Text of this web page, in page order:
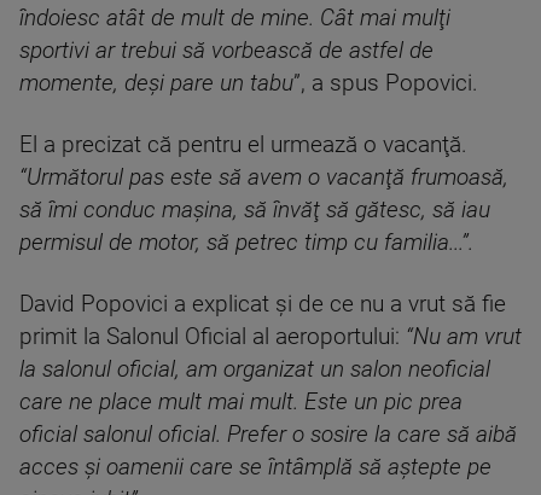
îndoiesc atât de mult de mine. Cât mai mulţi
sportivi ar trebui să vorbească de astfel de
momente, deşi pare un tabu”, a spus Popovici.
El a precizat că pentru el urmează o vacanţă.
“Următorul pas este să avem o vacanţă frumoasă,
să îmi conduc maşina, să învăţ să gătesc, să iau
permisul de motor, să petrec timp cu familia...”.
David Popovici a explicat şi de ce nu a vrut să fie
primit la Salonul Oficial al aeroportului: “Nu am vrut
la salonul oficial, am organizat un salon neoficial
care ne place mult mai mult. Este un pic prea
oficial salonul oficial. Prefer o sosire la care să aibă
acces şi oamenii care se întâmplă să aştepte pe